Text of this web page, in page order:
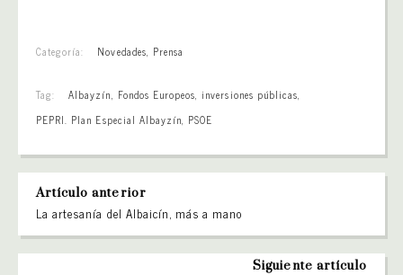
Categoría: Novedades Prensa
Tag: Albayzín Fondos Europeos inversiones públicas
PEPRI. Plan Especial Albayzín PSOE
Artículo anterior
La artesanía del Albaicín, más a mano
Siguiente artículo